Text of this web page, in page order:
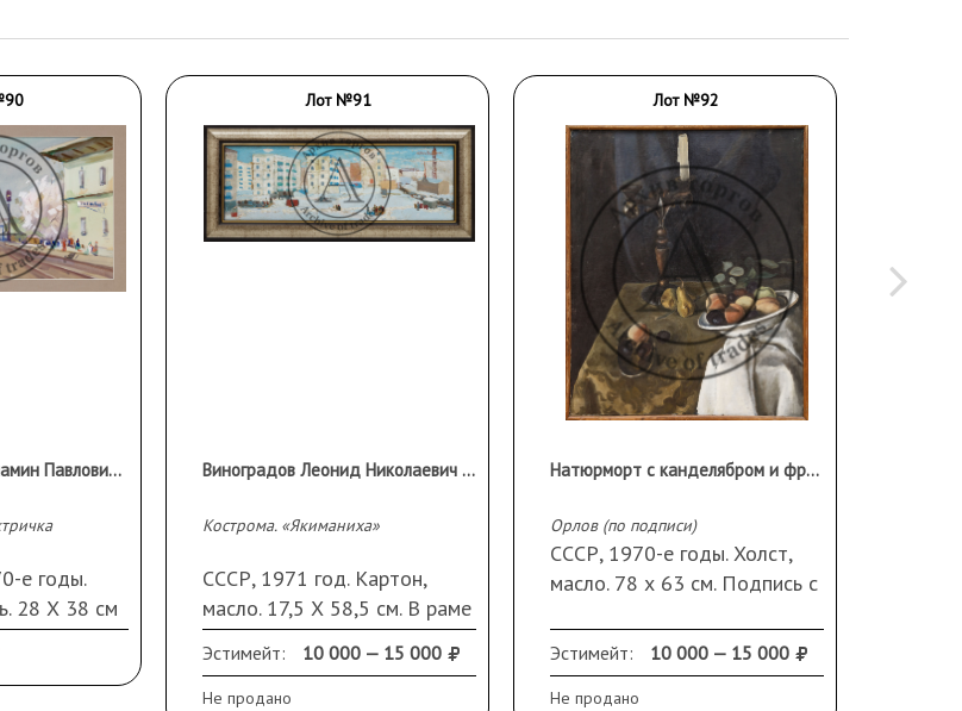
Дородницын Вениамин Павлович (1908-1984 гг)
е годы.
28 Х 38 см
Лот №91
Виноградов Леонид Николаевич (1938-2021)
Кострома. «Якиманиха»
СССР, 1971 год. Картон,
масло. 17,5 Х 58,5 см. В раме
Эстимейт: 10 000 — 15 000
Не продано
Лот №92
Натюрморт с канделябром и фруктами
Орлов (по подписи)
СССР, 1970-е годы. Холст,
масло. 78 х 63 см. Подпись с
раме
Эстимейт: 10 000 — 15 000
Не продано